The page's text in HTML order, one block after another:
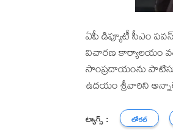
ఏపీ డిప్యూటీ సీఎం
విచారణ కార్యాలయం
సాంప్రదాయంను
ఉదయం శ్రీవారిని
ట్యాగ్స్ : లోకల్